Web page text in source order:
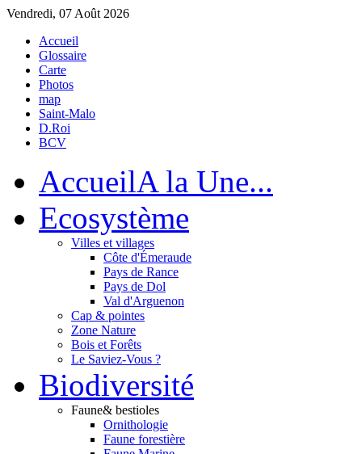
Vendredi, 07 Août 2026
Accueil
Glossaire
Carte
Photos
map
Saint-Malo
D.Roi
BCV
AccueilA la Une...
Ecosystème
Villes et villages
Côte d'Émeraude
Pays de Rance
Pays de Dol
Val d'Arguenon
Cap & pointes
Zone Nature
Bois et Forêts
Le Saviez-Vous ?
Biodiversité
Faune& bestioles
Ornithologie
Faune forestière